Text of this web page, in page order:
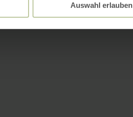
Auswahl erlauben